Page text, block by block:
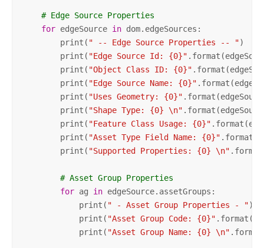
# Edge Source Properties
for edgeSource in dom.edgeSources:
        print(
" -- Edge Source Properties -- ")
        print(
"Edge Source Id: {0}"
        print(
"Object Class ID: {0}"
        print(
"Edge Source Name: {0}"
        print(
"Uses Geometry: {0}"
        print(
"Shape Type: {0} \n"
        print(
"Feature Class Usage: {0}"
        print(
"Asset Type Field Name: {0}"
        print(
"Supported Properties: {0} \n"
# Asset Group Properties
for ag in edgeSource.assetGroups:
            print(
" - Asset Group Properties - ")
            print(
"Asset Group Code: {0}"
            print(
"Asset Group Name: {0} \n"